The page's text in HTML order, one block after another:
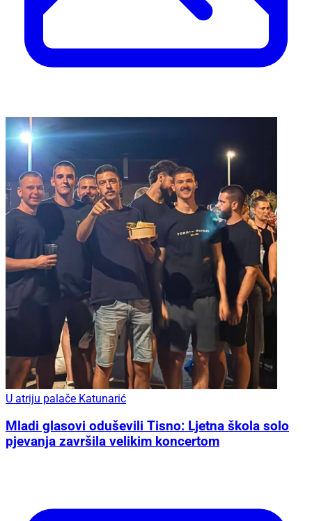
U atriju palače Katunarić
Mladi glasovi oduševili Tisno: Ljetna škola solo
pjevanja završila velikim koncertom